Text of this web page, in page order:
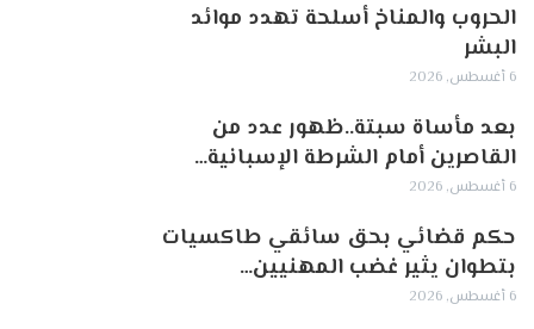
الحروب والمناخ أسلحة تهدد موائد
البشر
6 أغسطس, 2026
بعد مأساة سبتة..ظهور عدد من
القاصرين أمام الشرطة الإسبانية…
6 أغسطس, 2026
حكم قضائي بحق سائقي طاكسيات
بتطوان يثير غضب المهنيين…
6 أغسطس, 2026